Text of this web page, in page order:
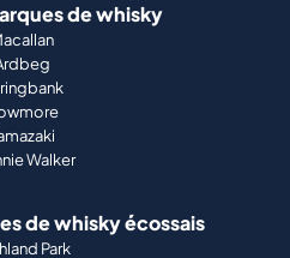
de whisky
Walker
de whisky écossais
Park